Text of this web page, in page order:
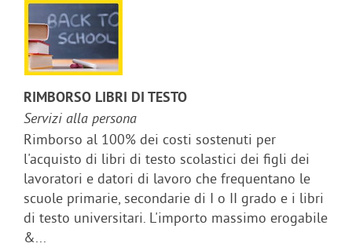
RIMBORSO LIBRI DI TESTO
Servizi alla persona
Rimborso al 100% dei costi sostenuti per
l'acquisto di libri di testo scolastici dei figli dei
lavoratori e datori di lavoro che frequentano le
scuole primarie, secondarie di I o II grado e i libri
di testo universitari. L'importo massimo erogabile
&...